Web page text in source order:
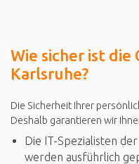
Wie sicher ist
Karlsruhe?
Die Sicherheit Ihrer
Deshalb garantieren wir
Die IT-Spezialisten
werden ausführlich